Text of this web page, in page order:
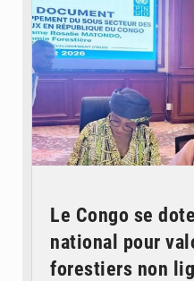
Le Congo se
national pour
forestiers non